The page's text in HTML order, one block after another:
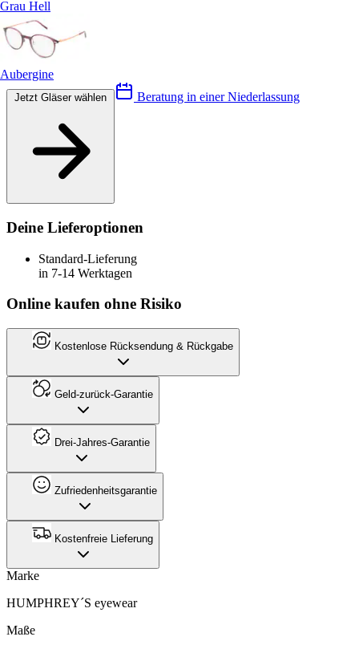
Grau Hell
Aubergine
Beratung in einer Niederlassung
Deine Lieferoptionen
Standard-Lieferung
in 7-14 Werktagen
Online kaufen ohne Risiko
Kostenlose Rücksendung & Rückgabe
Geld-zurück-Garantie
Drei-Jahres-Garantie
Zufriedenheitsgarantie
Kostenfreie Lieferung
Marke
HUMPHREY´S eyewear
Maße